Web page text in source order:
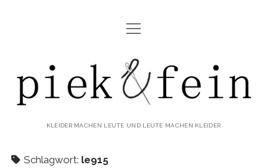
ABOUT
IMPRESSUM & DATENSCHUTZ
Menü
öffnen
piek&fein
KLEIDER MACHEN LEUTE UND LEUTE MACHEN KLEIDER
Schlagwort: le915